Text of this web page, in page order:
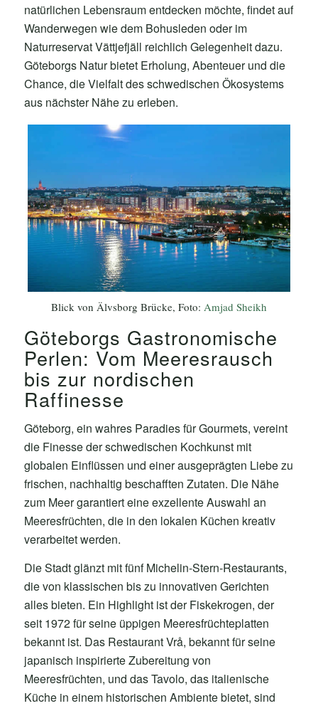
natürlichen Lebensraum entdecken möchte, findet auf
Wanderwegen wie dem Bohusleden oder im
Naturreservat Vättjefjäll reichlich Gelegenheit dazu.
Göteborgs Natur bietet Erholung, Abenteuer und die
Chance, die Vielfalt des schwedischen Ökosystems
aus nächster Nähe zu erleben.
Blick von Älvsborg Brücke, Foto: Amjad Sheikh
Göteborgs Gastronomische
Perlen: Vom Meeresrausch
bis zur nordischen
Raffinesse
Göteborg, ein wahres Paradies für Gourmets, vereint
die Finesse der schwedischen Kochkunst mit
globalen Einflüssen und einer ausgeprägten Liebe zu
frischen, nachhaltig beschafften Zutaten. Die Nähe
zum Meer garantiert eine exzellente Auswahl an
Meeresfrüchten, die in den lokalen Küchen kreativ
verarbeitet werden.
Die Stadt glänzt mit fünf Michelin-Stern-Restaurants,
die von klassischen bis zu innovativen Gerichten
alles bieten. Ein Highlight ist der Fiskekrogen, der
seit 1972 für seine üppigen Meeresfrüchteplatten
bekannt ist. Das Restaurant Vrå, bekannt für seine
japanisch inspirierte Zubereitung von
Meeresfrüchten, und das Tavolo, das italienische
Küche in einem historischen Ambiente bietet, sind